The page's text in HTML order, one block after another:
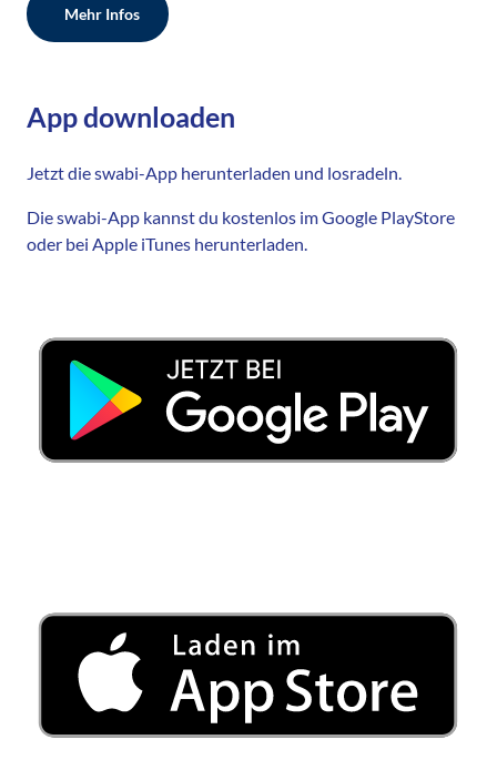
Mehr Infos
App downloaden
Jetzt die swabi-App herunterladen und losradeln.
Die swabi-App kannst du kostenlos im Google PlayStore
oder bei Apple iTunes herunterladen.